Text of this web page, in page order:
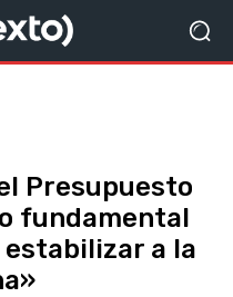
Presupuesto
fundamental
a la